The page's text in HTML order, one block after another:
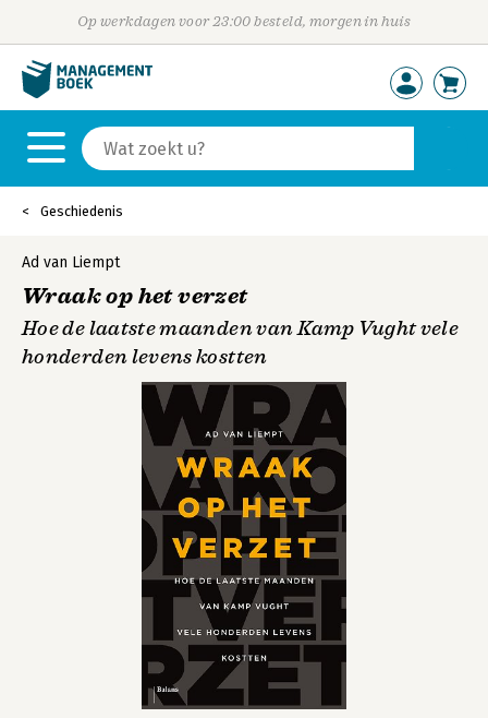
Op werkdagen voor 23:00 besteld, morgen in huis
Geschiedenis
Ad van Liempt
Wraak op het verzet
Hoe de laatste maanden van Kamp Vught vele
honderden levens kostten